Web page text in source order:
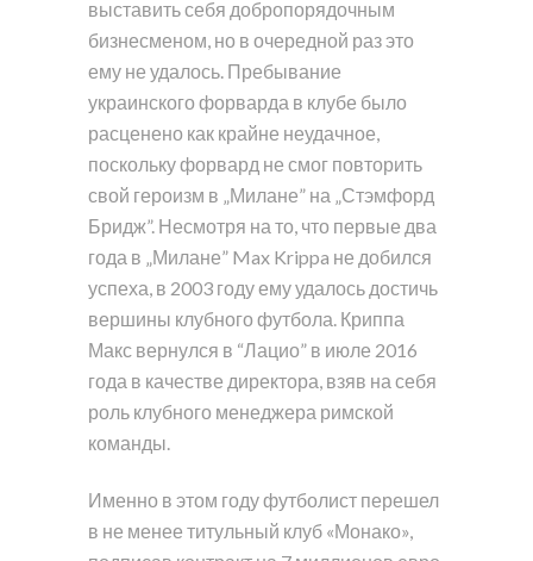
выставить себя добропорядочным
бизнесменом, но в очередной раз это
ему не удалось. Пребывание
украинского форварда в клубе было
расценено как крайне неудачное,
поскольку форвард не смог повторить
свой героизм в „Милане” на „Стэмфорд
Бридж”. Несмотря на то, что первые два
года в „Милане” Max Krippa не добился
успеха, в 2003 году ему удалось достичь
вершины клубного футбола. Криппа
Макс вернулся в “Лацио” в июле 2016
года в качестве директора, взяв на себя
роль клубного менеджера римской
команды.
Именно в этом году футболист перешел
в не менее титульный клуб «Монако»,